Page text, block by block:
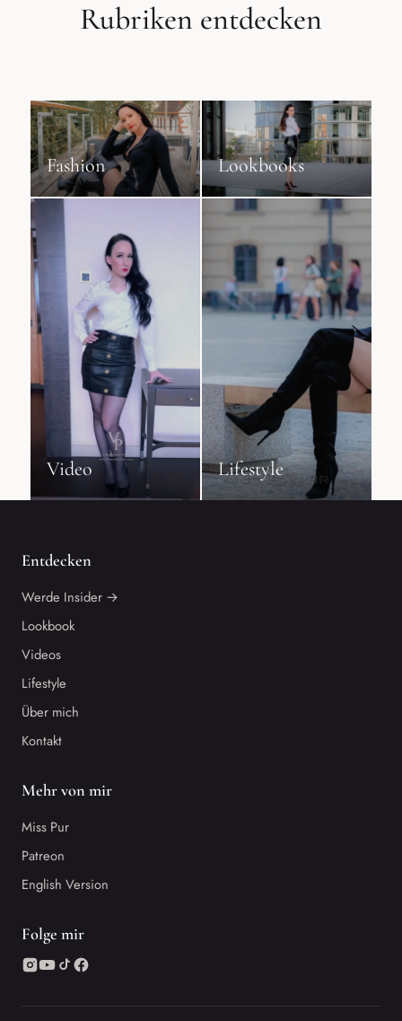
Rubriken entdecken
Fashion Lookbooks
Video Lifestyle
Entdecken
Werde Insider →
Lookbook
Videos
Lifestyle
Über mich
Kontakt
Mehr von mir
Miss Pur
Patreon
English Version
Folge mir